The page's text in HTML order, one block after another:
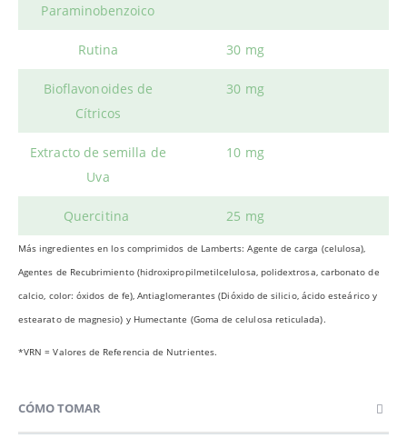
Paraminobenzoico
Rutina 30 mg
Bioflavonoides de
Cítricos
30 mg
Extracto de semilla de
Uva
10 mg
Quercitina 25 mg
Más ingredientes en los comprimidos de Lamberts: Agente de carga (celulosa),
Agentes de Recubrimiento (hidroxipropilmetilcelulosa, polidextrosa, carbonato de
calcio, color: óxidos de fe), Antiaglomerantes (Dióxido de silicio, ácido esteárico y
estearato de magnesio) y Humectante (Goma de celulosa reticulada).
*VRN = Valores de Referencia de Nutrientes.
CÓMO TOMAR